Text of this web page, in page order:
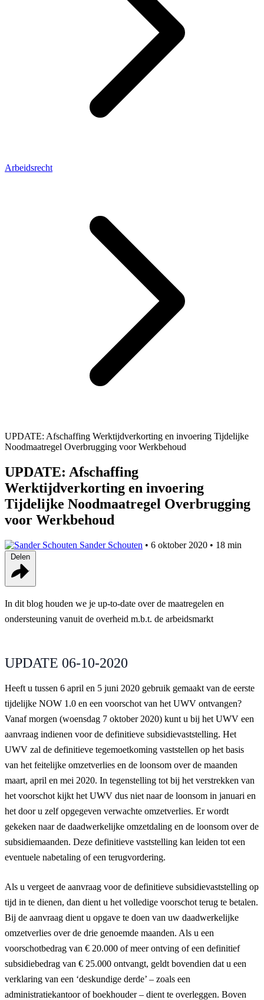
Arbeidsrecht
UPDATE: Afschaffing Werktijdverkorting en invoering Tijdelijke
Noodmaatregel Overbrugging voor Werkbehoud
UPDATE: Afschaffing
Werktijdverkorting en invoering
Tijdelijke Noodmaatregel Overbrugging
voor Werkbehoud
Sander Schouten • 6 oktober 2020 • 18 min
In dit blog houden we je up-to-date over de maatregelen en
ondersteuning vanuit de overheid m.b.t. de arbeidsmarkt
UPDATE 06-10-2020
Heeft u tussen 6 april en 5 juni 2020 gebruik gemaakt van de eerste
tijdelijke NOW 1.0 en een voorschot van het UWV ontvangen?
Vanaf morgen (woensdag 7 oktober 2020) kunt u bij het UWV een
aanvraag indienen voor de definitieve subsidievaststelling. Het
UWV zal de definitieve tegemoetkoming vaststellen op het basis
van het feitelijke omzetverlies en de loonsom over de maanden
maart, april en mei 2020. In tegenstelling tot bij het verstrekken van
het voorschot kijkt het UWV dus niet naar de loonsom in januari en
het door u zelf opgegeven verwachte omzetverlies. Er wordt
gekeken naar de daadwerkelijke omzetdaling en de loonsom over de
subsidiemaanden. Deze definitieve vaststelling kan leiden tot een
eventuele nabetaling of een terugvordering.
Als u vergeet de aanvraag voor de definitieve subsidievaststelling op
tijd in te dienen, dan dient u het volledige voorschot terug te betalen.
Bij de aanvraag dient u opgave te doen van uw daadwerkelijke
omzetverlies over de drie genoemde maanden. Als u een
voorschotbedrag van € 20.000 of meer ontving of een definitief
subsidiebedrag van € 25.000 ontvangt, geldt bovendien dat u een
verklaring van een ‘deskundige derde’ – zoals een
administratiekantoor of boekhouder – dient te overleggen. Boven